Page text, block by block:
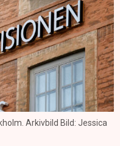
Arkivbild Bild: Jessica